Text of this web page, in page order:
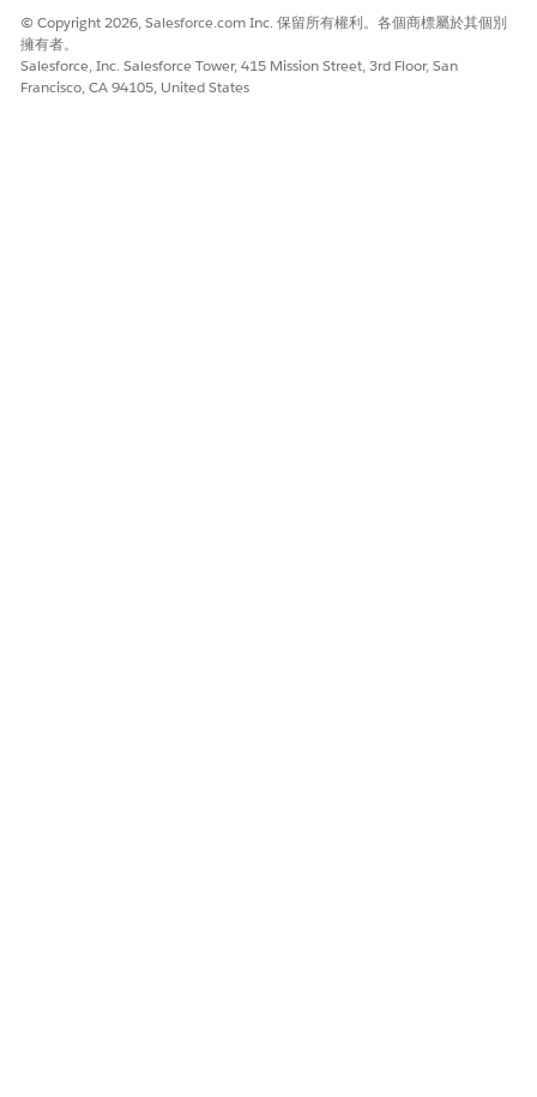
Scheduling Supervisor 檢視可檢視過去 72 小時內啟用中、已
升級和已完成的交談。
© Copyright 2026, Salesforce.com Inc. 保留所有權利。各個商標屬於其個別
擁有者。
Salesforce, Inc. Salesforce Tower, 415 Mission Street, 3rd Floor, San
Francisco, CA 94105, United States